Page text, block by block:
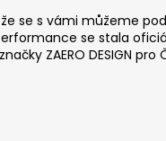
se s vámi můžeme
se stala
ZAERO DESIGN pro